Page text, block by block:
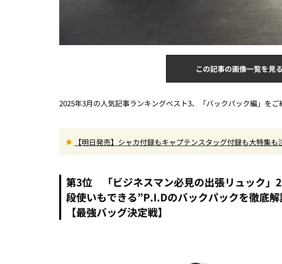
この記事の画像一覧を見
2025年3月の人気記事ランキングベスト3、「バックパック編」をご
【明日発売】シャカ付録もキャプテンスタッグ付録も大特集
第3位 「ビジネスマン必見の出張リュック」
段使いもできる”P.I.Dのバックパックを徹底
【最強バッグ決定戦】